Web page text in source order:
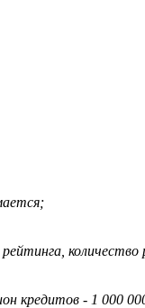
кредитов - 1 000